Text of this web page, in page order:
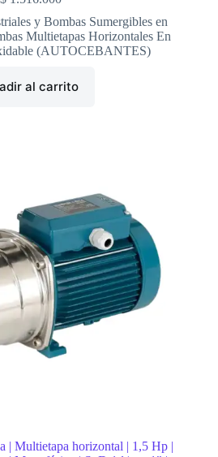
y Bombas Sumergibles en
Multietapas Horizontales En
(AUTOCEBANTES)
al carrito
| Multietapa horizontal | 1,5 Hp |